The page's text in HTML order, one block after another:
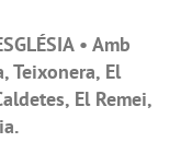
• Amb
Teixonera, El
El Remei,